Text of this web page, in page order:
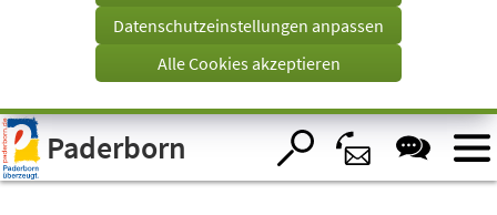
Visuelle
Assistenzsoftware
öffnen.
Tab)
Datenschutzeinstellungen anpassen
Alle Cookies akzeptieren
Paderborn